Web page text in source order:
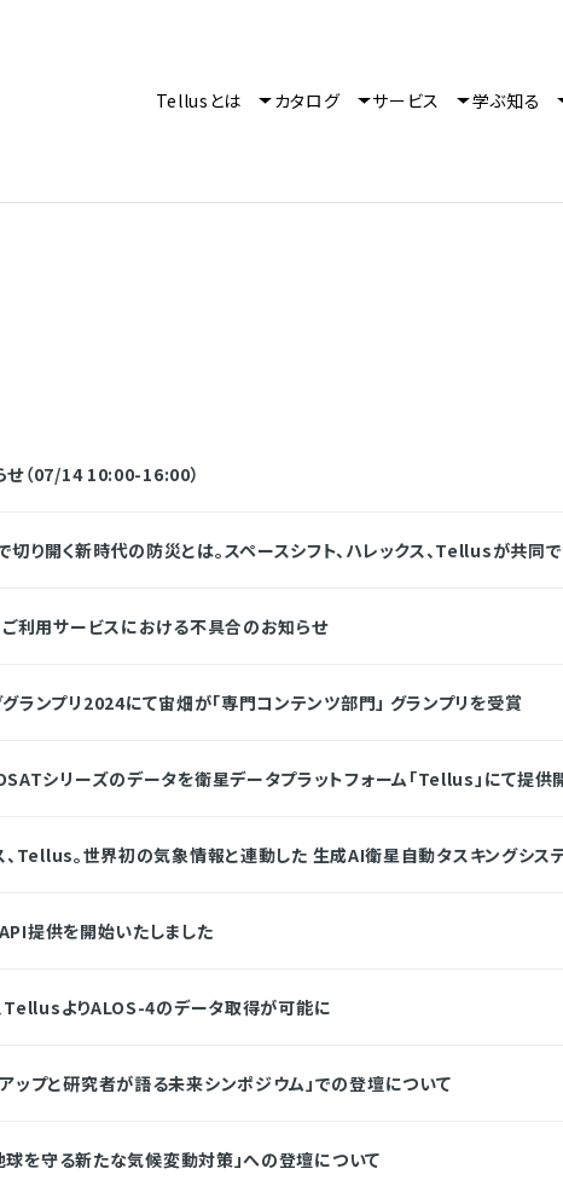
Tellusとは カタログ サービス 学ぶ知る
（07/14 10:00-16:00）
り開く新時代の防災とは。スペースシフト、ハレックス、Tellusが共同
ご利用サービスにおける不具合のお知らせ
ランプリ2024にて宙畑が「専門コンテンツ部門」 グランプリを受賞
シリーズのデータを衛星データプラットフォーム「Tellus」にて提供
、Tellus。世界初の気象情報と連動した 生成AI衛星自動タスキングシ
提供を開始いたしました
TellusよりALOS-4のデータ取得が可能に
ップと研究者が語る未来シンポジウム」での登壇について
球を守る新たな気候変動対策」への登壇について